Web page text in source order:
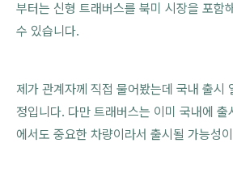
부터는 신형 트래버스를 북미 시장을 포함
수 있습니다.
제가 관계자께 직접 물어봤는데 국내 출시
정입니다. 다만 트래버스는 이미 국내에 출
에서도 중요한 차량이라서 출시될 가능성